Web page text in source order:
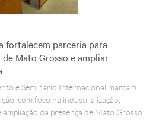
fortalecem parceria para
Mato Grosso e ampliar
e Seminário Internacional marcam
com foco na industrialização,
da presença de Mato Grosso